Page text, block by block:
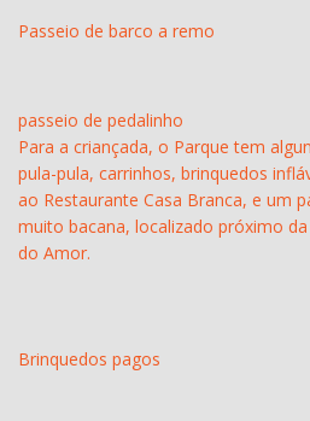
Passeio de barco a remo
passeio de pedalinho
Para a criançada, o Parque tem
pula-pula, carrinhos, brinquedos
ao Restaurante Casa Branca, e um
muito bacana, localizado próximo
do Amor.
Brinquedos pagos